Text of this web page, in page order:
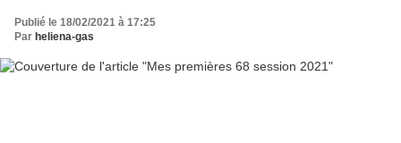
Publié le 18/02/2021 à 17:25
Par heliena-gas